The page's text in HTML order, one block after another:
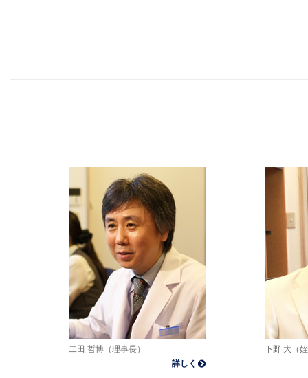
二田 哲博（理事長）
詳しく
下野 大（